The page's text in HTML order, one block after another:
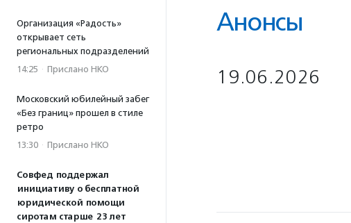
Организация «Радость»
открывает сеть
региональных подразделений
14:25 · Прислано НКО
Московский юбилейный забег
«Без границ» прошел в стиле
ретро
13:30 · Прислано НКО
Совфед поддержал
инициативу о бесплатной
юридической помощи
сиротам старше 23 лет
Анонсы
19.06.2026